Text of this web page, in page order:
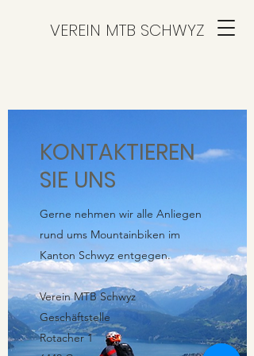
VEREIN MTB SCHWYZ
KONTAKTIEREN
SIE UNS
Gerne nehmen wir alle Anliegen
rund ums Mountainbiken im
Kanton Schwyz entgegen.
Verein MTB Schwyz
Geschäftstelle
Rotacher 1